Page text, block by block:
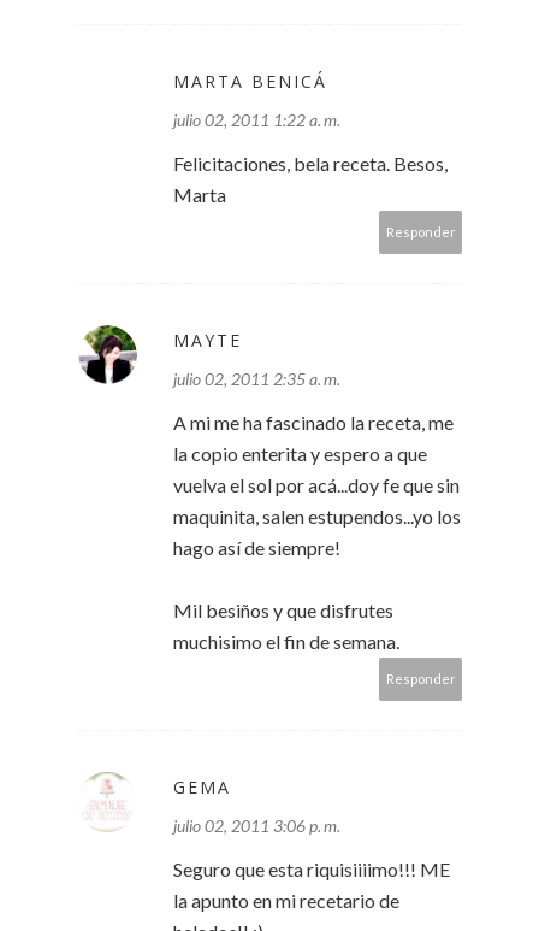
MARTA BENICÁ
julio 02, 2011 1:22 a. m.
Felicitaciones, bela receta. Besos,
Marta
Responder
MAYTE
julio 02, 2011 2:35 a. m.
A mi me ha fascinado la receta, me
la copio enterita y espero a que
vuelva el sol por acá...doy fe que sin
maquinita, salen estupendos...yo los
hago así de siempre!
Mil besiños y que disfrutes
muchisimo el fin de semana.
Responder
GEMA
julio 02, 2011 3:06 p. m.
Seguro que esta riquisiiiimo!!! ME
la apunto en mi recetario de